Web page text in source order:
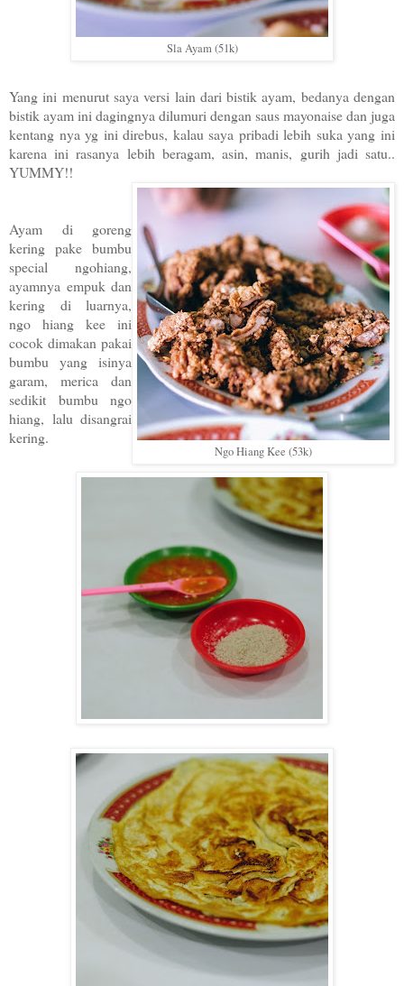
Sla Ayam (51k)
Yang ini menurut saya versi lain dari bistik ayam, bedanya dengan
bistik ayam ini dagingnya dilumuri dengan saus mayonaise dan juga
kentang nya yg ini direbus, kalau saya pribadi lebih suka yang ini
karena ini rasanya lebih beragam, asin, manis, gurih jadi satu..
YUMMY!!
Ngo Hiang Kee (53k)
Ayam di goreng
kering pake bumbu
special ngohiang,
ayamnya empuk dan
kering di luarnya,
ngo hiang kee ini
cocok dimakan pakai
bumbu yang isinya
garam, merica dan
sedikit bumbu ngo
hiang, lalu disangrai
kering.